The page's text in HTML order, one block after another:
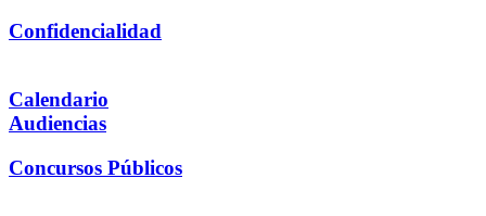
Confidencialidad
Calendario
Audiencias
Concursos Públicos